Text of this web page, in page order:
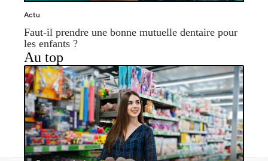
Actu
Faut-il prendre une bonne mutuelle dentaire pour
les enfants ?
Au top